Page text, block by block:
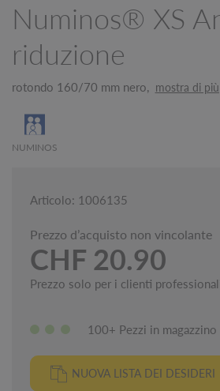
Numinos® XS
riduzione
rotondo 160/70 mm nero, mostra di più
NUMINOS
Articolo: 1006135
Prezzo d’acquisto non vincolante
CHF 20.90
Prezzo solo per i clienti
100+ Pezzi in magazzino
NUOVA LISTA DEI DESIDERI